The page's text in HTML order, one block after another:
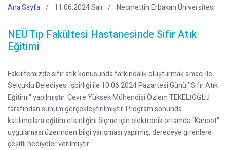
Ana Sayfa 11.06.2024 Salı Necmettin Erbakan Üniversitesi
NEÜ Tıp Fakültesi Hastanesinde Sıfır Atık
Eğitimi
Fakültemizde sıfır atık konusunda farkındalık oluşturmak amacı ile
Selçuklu Belediyesi işbirliği ile 10.06.2024 Pazartesi Günü "Sıfır Atık
Eğitimi" yapılmıştır. Çevre Yüksek Mühendisi Özlem TEKELİOĞLU
tarafından sunum gerçekleştirilmiştir. Program sonunda
katılımcılara eğitim etkinliğini ölçme için elektronik ortamda "Kahoot"
uygulaması üzerinden bilgi yarışması yapılmış, dereceye girenlere
çeşitli hediyeler verilmiştir.